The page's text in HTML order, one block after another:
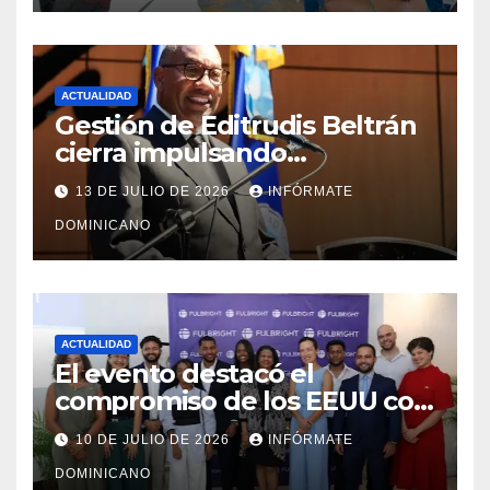
ACTUALIDAD
Gestión de Editrudis Beltrán
cierra impulsando
modernización, expansión y
transformación institucional
13 DE JULIO DE 2026 INFÓRMATE
DOMINICANO
ACTUALIDAD
El evento destacó el
compromiso de los EEUU con
el liderazgo, la innovación y la
excelencia académica por
más de ocho décadas.
10 DE JULIO DE 2026 INFÓRMATE
DOMINICANO